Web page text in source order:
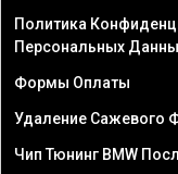
Политика
Персональных
Формы Оплаты
Удаление Сажевого
Чип Тюнинг BMW